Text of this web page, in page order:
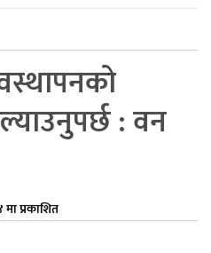
: वन
प्रकाशित